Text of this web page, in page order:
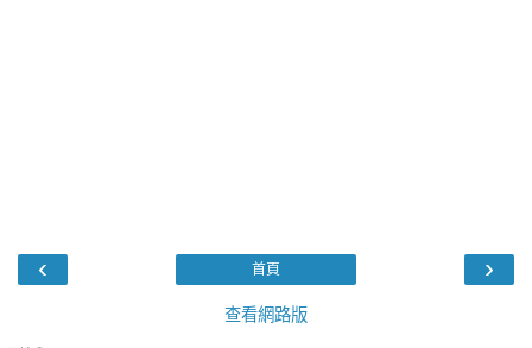
‹ ›
首頁
查看網路版